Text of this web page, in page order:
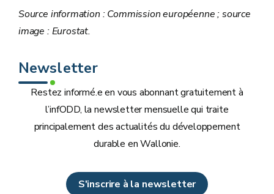
Source information : Commission européenne ; source
image : Eurostat.
Newsletter
Restez informé.e en vous abonnant gratuitement à
l’infODD, la newsletter mensuelle qui traite
principalement des actualités du développement
durable en Wallonie.
S'inscrire à la newsletter